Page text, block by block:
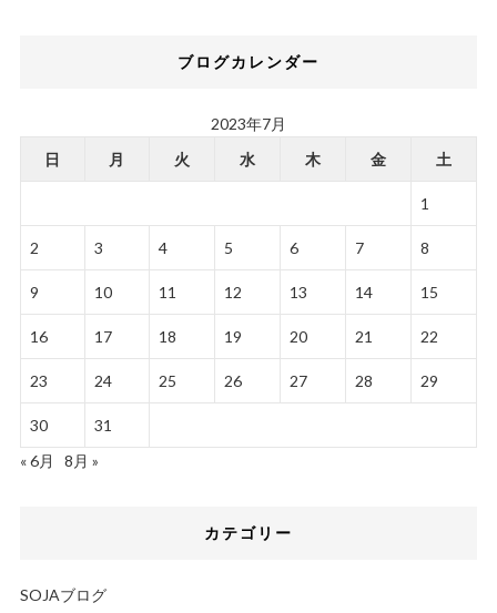
ブログカレンダー
2023年7月
日
月 火 水 木 金 土
1
2 3 4 5 6 7 8
9 10 11 12 13 14 15
16 17 18 19 20 21 22
23 24 25 26 27 28 29
30
31
« 6月
8月 »
カテゴリー
SOJAブログ